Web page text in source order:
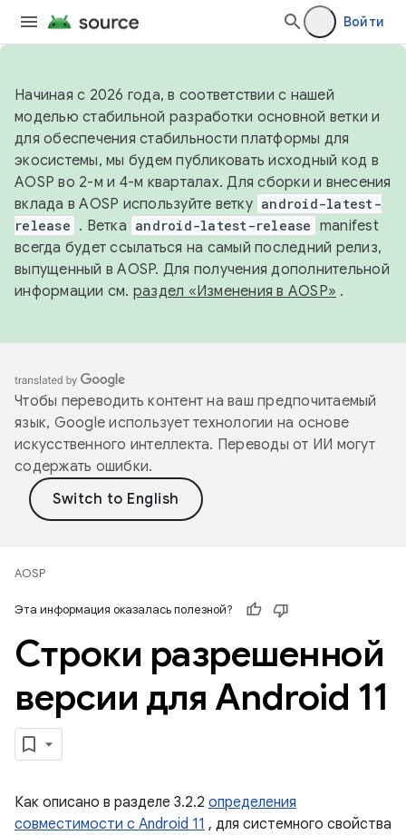
Войти
Начиная с 2026 года, в соответствии с нашей
моделью стабильной разработки основной ветки и
для обеспечения стабильности платформы для
экосистемы, мы будем публиковать исходный код в
AOSP во 2-м и 4-м кварталах. Для сборки и внесения
вклада в AOSP используйте ветку android-latest-
release . Ветка android-latest-release manifest
всегда будет ссылаться на самый последний релиз,
выпущенный в AOSP. Для получения дополнительной
информации см. раздел «Изменения в AOSP» .
Чтобы переводить контент на ваш предпочитаемый
язык, Google использует технологии на основе
искусственного интеллекта. Переводы от ИИ могут
содержать ошибки.
AOSP
Эта информация оказалась полезной?
Строки разрешенной
версии для Android 11
Как описано в разделе 3.2.2 определения
совместимости с Android 11 , для системного свойства